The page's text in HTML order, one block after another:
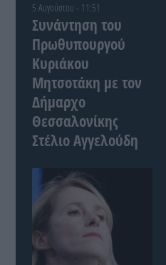
5 Αυγούστου - 11:51
Συνάντηση του
Πρωθυπουργού
Κυριάκου
Μητσοτάκη με τον
Δήμαρχο
Θεσσαλονίκης
Στέλιο Αγγελούδη